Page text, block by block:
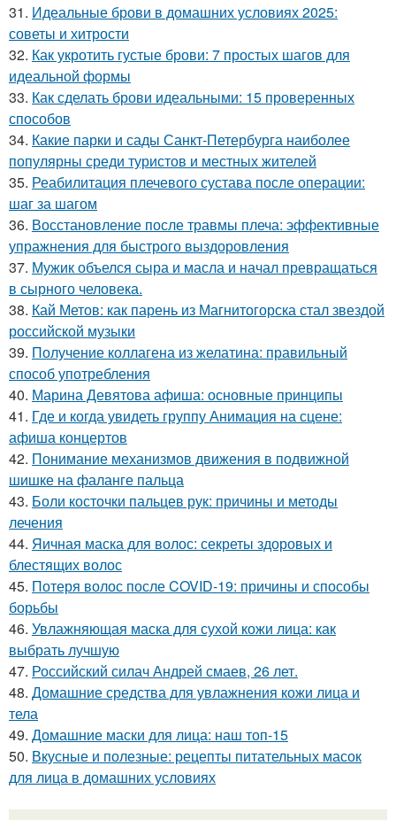
31. Идеальные брови в домашних условиях 2025:
советы и хитрости
32. Как укротить густые брови: 7 простых шагов для
идеальной формы
33. Как сделать брови идеальными: 15 проверенных
способов
34. Какие парки и сады Санкт-Петербурга наиболее
популярны среди туристов и местных жителей
35. Реабилитация плечевого сустава после операции:
шаг за шагом
36. Восстановление после травмы плеча: эффективные
упражнения для быстрого выздоровления
37. Мужик объелся сыра и масла и начал превращаться
в сырного человека.
38. Кай Метов: как парень из Магнитогорска стал звездой
российской музыки
39. Получение коллагена из желатина: правильный
способ употребления
40. Марина Девятова афиша: основные принципы
41. Где и когда увидеть группу Анимация на сцене:
афиша концертов
42. Понимание механизмов движения в подвижной
шишке на фаланге пальца
43. Боли косточки пальцев рук: причины и методы
лечения
44. Яичная маска для волос: секреты здоровых и
блестящих волос
45. Потеря волос после COVID-19: причины и способы
борьбы
46. Увлажняющая маска для сухой кожи лица: как
выбрать лучшую
47. Российский силач Андрей смаев, 26 лет.
48. Домашние средства для увлажнения кожи лица и
тела
49. Домашние маски для лица: наш топ-15
50. Вкусные и полезные: рецепты питательных масок
для лица в домашних условиях